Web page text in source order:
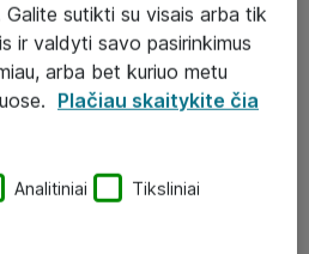
Galite sutikti su visais arba tik
ir valdyti savo pasirinkimus
arba bet kuriuo metu
Plačiau skaitykite čia
Analitiniai Tiksliniai